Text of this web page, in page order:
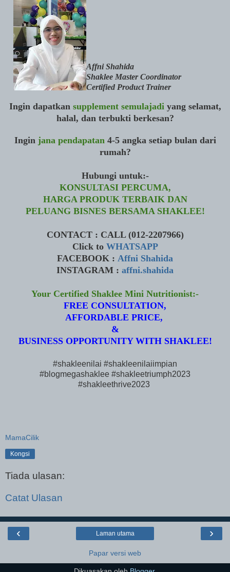
Affni Shahida
Shaklee Master Coordinator
Certified Product Trainer
Ingin dapatkan supplement semulajadi yang selamat,
halal, dan terbukti berkesan?
Ingin jana pendapatan4-5 angka setiap bulan dari
rumah?
Hubungi untuk:-
KONSULTASI PERCUMA,
HARGA PRODUK TERBAIK DAN
PELUANG BISNES BERSAMA SHAKLEE!
CONTACT : CALL (012-2207966)
Click to WHATSAPP
FACEBOOK : Affni Shahida
INSTAGRAM : affni.shahida
Your Certified Shaklee Mini Nutritionist:-
FREE CONSULTATION,
AFFORDABLE PRICE,
&
BUSINESS OPPORTUNITY WITH SHAKLEE!
#shakleenilai #shakleenilaiimpian
#blogmegashaklee #shakleetriumph2023
#shakleethrive2023
MamaCilik
Kongsi
Tiada ulasan:
Catat Ulasan
‹ ›
Laman utama
Papar versi web